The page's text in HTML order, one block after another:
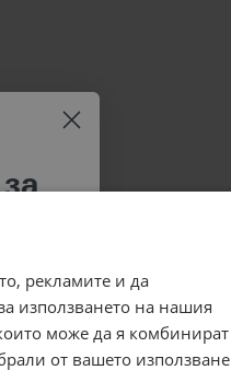
рекламите и да
използването на нашия
може да я комбинират
от вашето използване
от